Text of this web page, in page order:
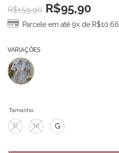
R$159,90 R$95,90
Parcele em até 9x de R$10,66
VARIAÇÕES
Tamanho
P M G